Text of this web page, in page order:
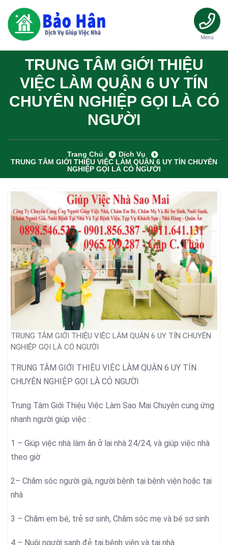
Menu
TRUNG TÂM GIỚI THIỆU
VIỆC LÀM QUẬN 6 UY TÍN
CHUYÊN NGHIỆP GỌI LÀ CÓ
NGƯỜI
Trang Chủ
Dịch Vụ
TRUNG TÂM GIỚI THIỆU VIỆC LÀM QUẬN 6 UY TÍN CHUYÊN
NGHIỆP GỌI LÀ CÓ NGƯỜI
TRUNG TÂM GIỚI THIỆU VIỆC LÀM QUẬN 6 UY TÍN CHUYÊN
NGHIỆP GỌI LÀ CÓ NGƯỜI
TRUNG TÂM GIỚI THIỆU VIỆC LÀM QUẬN 6 UY TÍN
CHUYÊN NGHIỆP GỌI LÀ CÓ NGƯỜI
Trung Tâm Giới Thiệu Việc Làm Sao Mai Chuyên cung ứng
nhanh người giúp việc :
1 – Giúp việc nhà làm ăn ở lại nhà 24/24, và giúp việc nhà
theo giờ
2– Chăm sóc người già, người bệnh tại bệnh viện hoặc tại
nhà
3 – Chăm em bé, trẻ sơ sinh, Chăm sóc mẹ và bé sơ sinh
4 – Nuôi người sanh đẻ tại bệnh viện và tại nhà